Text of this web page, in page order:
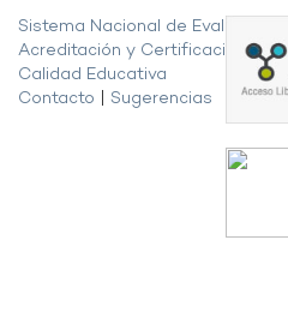
Sistema Nacional de Evaluación,
Acreditación y Certificación de la
Calidad Educativa
Contacto
Sugerencias